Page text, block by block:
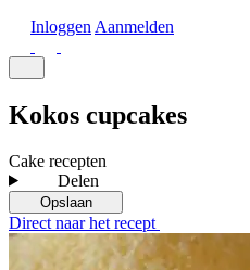
Inloggen Aanmelden
Kokos cupcakes
Cake recepten
Delen
Opslaan
Direct naar het recept